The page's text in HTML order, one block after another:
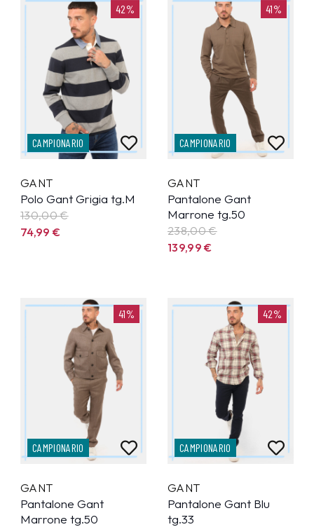
42%
CAMPIONARIO
GANT
Polo Gant Grigia tg.M
130,00 €
74,99€
41%
CAMPIONARIO
GANT
Pantalone Gant
Marrone tg.50
238,00 €
139,99€
41%
CAMPIONARIO
GANT
Pantalone Gant
Marrone tg.50
42%
CAMPIONARIO
GANT
Pantalone Gant Blu
tg.33